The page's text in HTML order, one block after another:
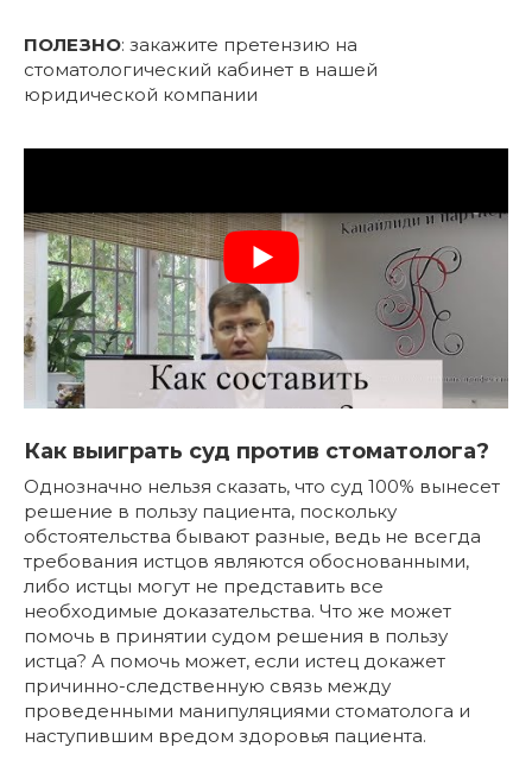
ПОЛЕЗНО: закажите претензию на
стоматологический кабинет в нашей
юридической компании
Как выиграть суд против стоматолога?
Однозначно нельзя сказать, что суд 100% вынесет
решение в пользу пациента, поскольку
обстоятельства бывают разные, ведь не всегда
требования истцов являются обоснованными,
либо истцы могут не представить все
необходимые доказательства. Что же может
помочь в принятии судом решения в пользу
истца? А помочь может, если истец докажет
причинно-следственную связь между
проведенными манипуляциями стоматолога и
наступившим вредом здоровья пациента.